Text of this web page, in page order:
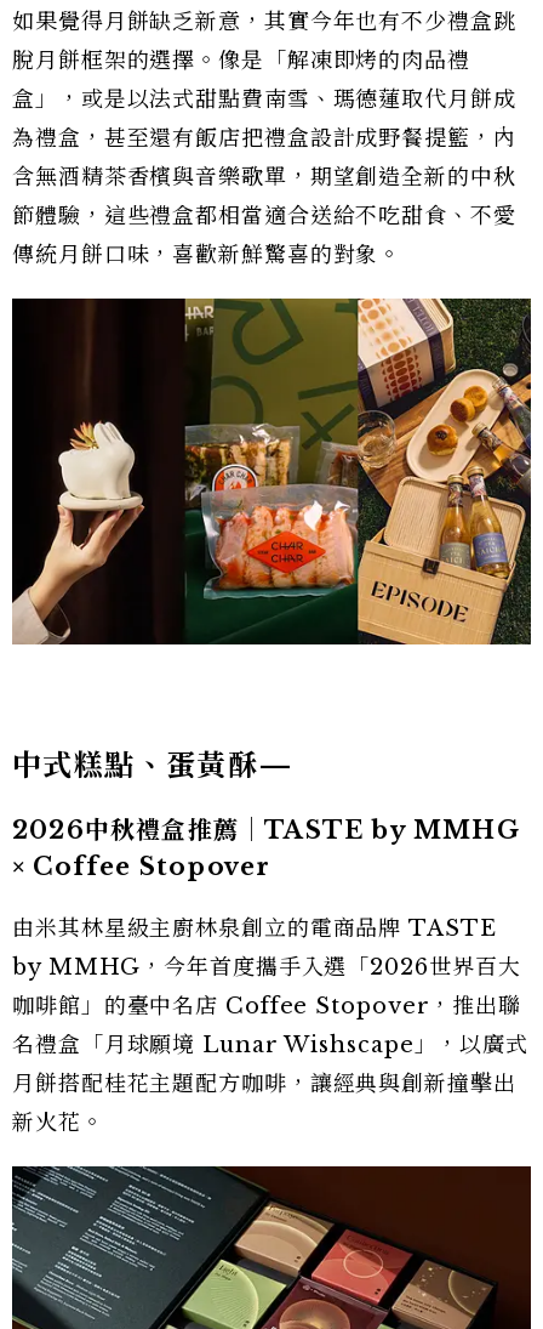
如果覺得月餅缺乏新意，其實今年也有不少禮盒跳
脫月餅框架的選擇。像是「解凍即烤的肉品禮
盒」，或是以法式甜點費南雪、瑪德蓮取代月餅成
為禮盒，甚至還有飯店把禮盒設計成野餐提籃，內
含無酒精茶香檳與音樂歌單，期望創造全新的中秋
節體驗，這些禮盒都相當適合送給不吃甜食、不愛
傳統月餅口味，喜歡新鮮驚喜的對象。
中式糕點、蛋黃酥—
2026中秋禮盒推薦｜TASTE by MMHG
× Coffee Stopover
由米其林星級主廚林泉創立的電商品牌 TASTE
by MMHG，今年首度攜手入選「2026世界百大
咖啡館」的臺中名店 Coffee Stopover，推出聯
名禮盒「月球願境 Lunar Wishscape」，以廣式
月餅搭配桂花主題配方咖啡，讓經典與創新撞擊出
新火花。